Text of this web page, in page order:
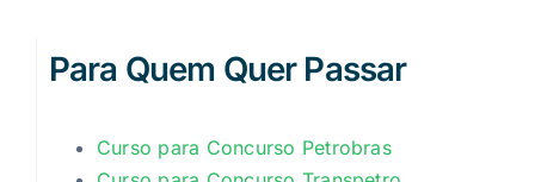
Para Quem Quer Passar
Curso para Concurso Petrobras